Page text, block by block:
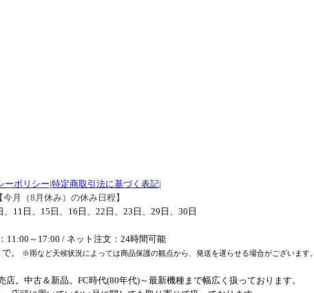
ーポリシー|特定商取引法に基づく表記|
【今月（8月休み）の休み日程】
、11日、15日、16日、22日、23日、29日、30日
11:00～17:00 / ネット注文：24時間可能
。
※雨など天候状況によっては商品保護の観点から、発送を遅らせる場合がございます。
。中古＆新品。FC時代(80年代)～最新機種まで幅広く扱っております。